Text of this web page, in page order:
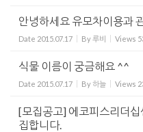
안녕하세요 유모차이용과
Date 2015.07.17 By루비 Views
식물 이름이 궁금해요 ^^
Date 2015.07.17 By하늘 Views
[모집공고] 에코피스리더
집합니다.